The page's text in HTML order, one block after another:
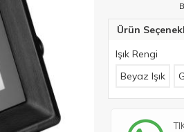
Ürün
Işık Rengi
Beyaz Işık